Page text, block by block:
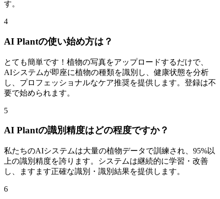
す。
4
AI Plantの使い始め方は？
とても簡単です！植物の写真をアップロードするだけで、
AIシステムが即座に植物の種類を識別し、健康状態を分析
し、プロフェッショナルなケア推奨を提供します。登録は不
要で始められます。
5
AI Plantの識別精度はどの程度ですか？
私たちのAIシステムは大量の植物データで訓練され、95%以
上の識別精度を誇ります。システムは継続的に学習・改善
し、ますます正確な識別・識別結果を提供します。
6